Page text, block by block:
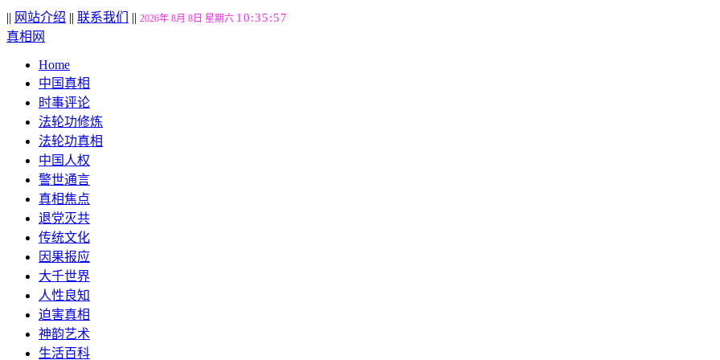
|| 网站介绍 || 联系我们 || 2026年 8月 8日 星期六 10:35:58
真相网
Home
中国真相
时事评论
法轮功修炼
法轮功真相
中国人权
警世通言
真相焦点
退党灭共
传统文化
因果报应
大千世界
人性良知
迫害真相
神韵艺术
生活百科